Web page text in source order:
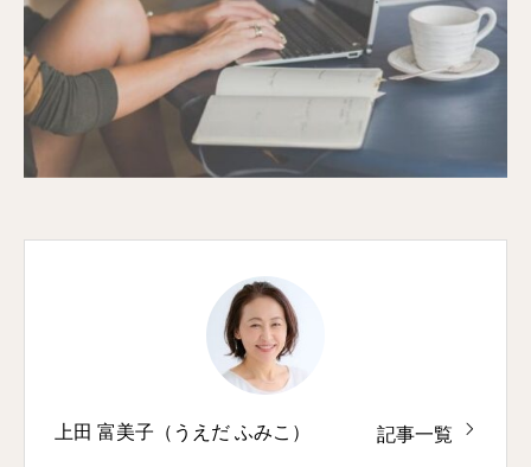
上田 富美子（うえだ ふみこ） 記事一覧